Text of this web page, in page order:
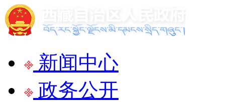
新闻中心
政务公开